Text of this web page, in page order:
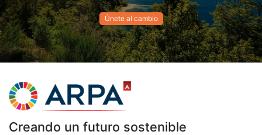
Únete al cam​​bio​​
Creando un futuro sostenible